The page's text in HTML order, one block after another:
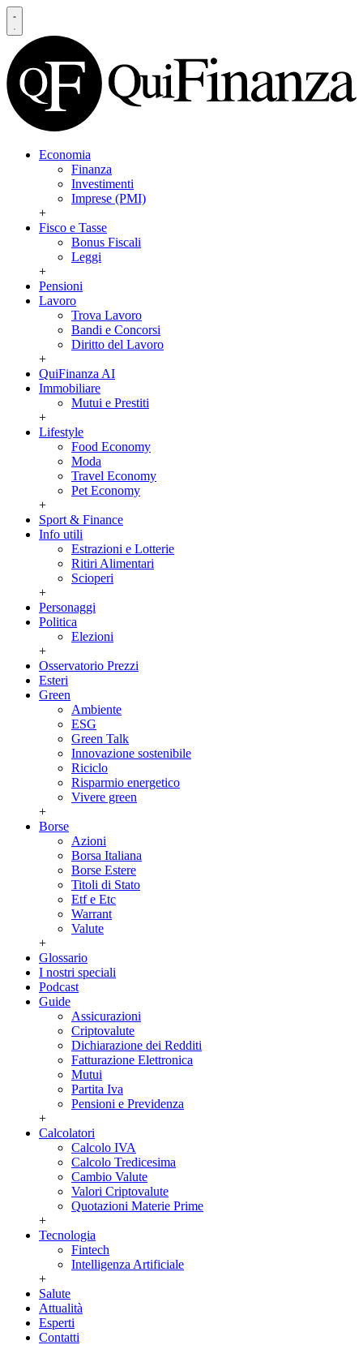
Economia
Finanza
Investimenti
Imprese (PMI)
+
Fisco e Tasse
Bonus Fiscali
Leggi
+
Pensioni
Lavoro
Trova Lavoro
Bandi e Concorsi
Diritto del Lavoro
+
QuiFinanza AI
Immobiliare
Mutui e Prestiti
+
Lifestyle
Food Economy
Moda
Travel Economy
Pet Economy
+
Sport & Finance
Info utili
Estrazioni e Lotterie
Ritiri Alimentari
Scioperi
+
Personaggi
Politica
Elezioni
+
Osservatorio Prezzi
Esteri
Green
Ambiente
ESG
Green Talk
Innovazione sostenibile
Riciclo
Risparmio energetico
Vivere green
+
Borse
Azioni
Borsa Italiana
Borse Estere
Titoli di Stato
Etf e Etc
Warrant
Valute
+
Glossario
I nostri speciali
Podcast
Guide
Assicurazioni
Criptovalute
Dichiarazione dei Redditi
Fatturazione Elettronica
Mutui
Partita Iva
Pensioni e Previdenza
+
Calcolatori
Calcolo IVA
Calcolo Tredicesima
Cambio Valute
Valori Criptovalute
Quotazioni Materie Prime
+
Tecnologia
Fintech
Intelligenza Artificiale
+
Salute
Attualità
Esperti
Contatti